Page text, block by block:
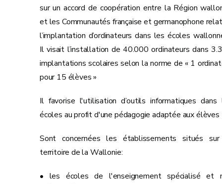
sur un accord de coopération entre la Région
et les Communautés française et germanophone
l’implantation d’ordinateurs dans les écoles
Il visait l’installation de 40.000 ordinateurs dans
implantations scolaires selon la norme de « 1
pour 15 élèves »
Il favorise l'utilisation d’outils informatiques dans
écoles au profit d'une pédagogie adaptée aux élèves
Sont concernées les établissements situés
territoire de la Wallonie:
• les écoles de l'enseignement spécialisé et